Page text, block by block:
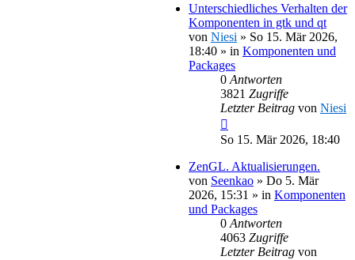
Unterschiedliches Verhalten der
Komponenten in gtk und qt
von Niesi » So 15. Mär 2026,
18:40 » in Komponenten und
Packages
0 Antworten
3821 Zugriffe
Letzter Beitrag von Niesi
So 15. Mär 2026, 18:40
ZenGL. Aktualisierungen.
von Seenkao » Do 5. Mär
2026, 15:31 » in Komponenten
und Packages
0 Antworten
4063 Zugriffe
Letzter Beitrag von